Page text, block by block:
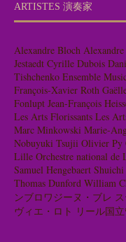
ARTISTES 演奏家
Alexandre Bloch
Jestaedt Cyrille Dubois
Tishchenko Ensemble
François-Xavier Roth
Fonlupt Jean-François
Les Arts Florissants Les
Marc Minkowski Marie-
Nobuyuki Tsujii Olivier Py
Lille Orchestre national de
Samuel Hengebaert Shuichi
Thomas Dunford William
ンブロワジーヌ・ブレ
ヴィエ・ロト リール国